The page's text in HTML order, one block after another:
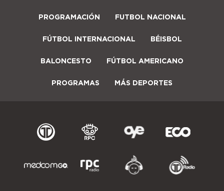
PROGRAMACIÓN FUTBOL NACIONAL
FÚTBOL INTERNACIONAL BÉISBOL
BALONCESTO FÚTBOL AMERICANO
PROGRAMAS MÁS DEPORTES